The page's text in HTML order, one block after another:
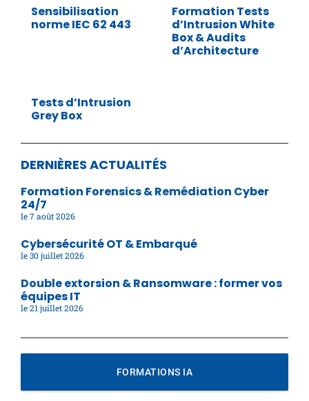
Sensibilisation
norme IEC 62 443
Formation Tests
d’Intrusion White
Box & Audits
d’Architecture
Tests d’Intrusion
Grey Box
DERNIÈRES ACTUALITÉS
Formation Forensics & Remédiation Cyber
24/7
7 août 2026
Cybersécurité OT & Embarqué
30 juillet 2026
Double extorsion & Ransomware : former vos
équipes IT
21 juillet 2026
FORMATIONS IA